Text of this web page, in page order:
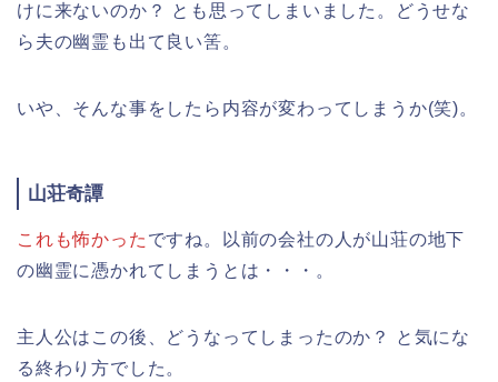
けに来ないのか？ とも思ってしまいました。どうせな
ら夫の幽霊も出て良い筈。
いや、そんな事をしたら内容が変わってしまうか(笑)。
山荘奇譚
これも怖かった ですね。以前の会社の人が山荘の地下
の幽霊に憑かれてしまうとは・・・。
主人公はこの後、どうなってしまったのか？ と気にな
る終わり方でした。